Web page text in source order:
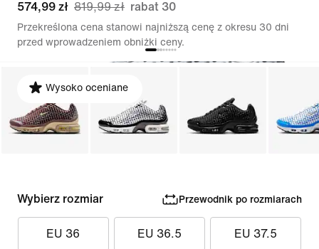
574,99 zł 819,99 zł rabat 30
Przekreślona cena stanowi najniższą cenę z okresu 30 dni
przed wprowadzeniem obniżki ceny.
Wysoko oceniane
Wybierz rozmiar Przewodnik po rozmiarach
EU 36 EU 36.5 EU 37.5